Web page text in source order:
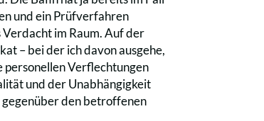
und ein Prüfverfahren
im Raum. Auf der
– bei der ich davon ausgehe,
personellen Verflechtungen
und der Unabhängigkeit
den betroffenen